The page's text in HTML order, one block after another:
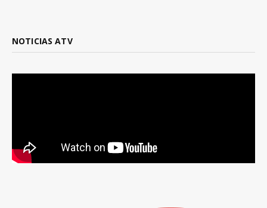
NOTICIAS ATV